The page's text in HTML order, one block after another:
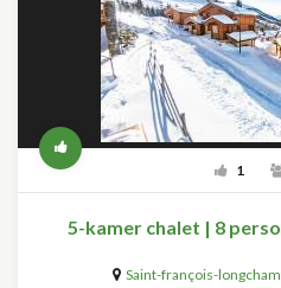
1
5-kamer chalet | 8
Saint-françois-